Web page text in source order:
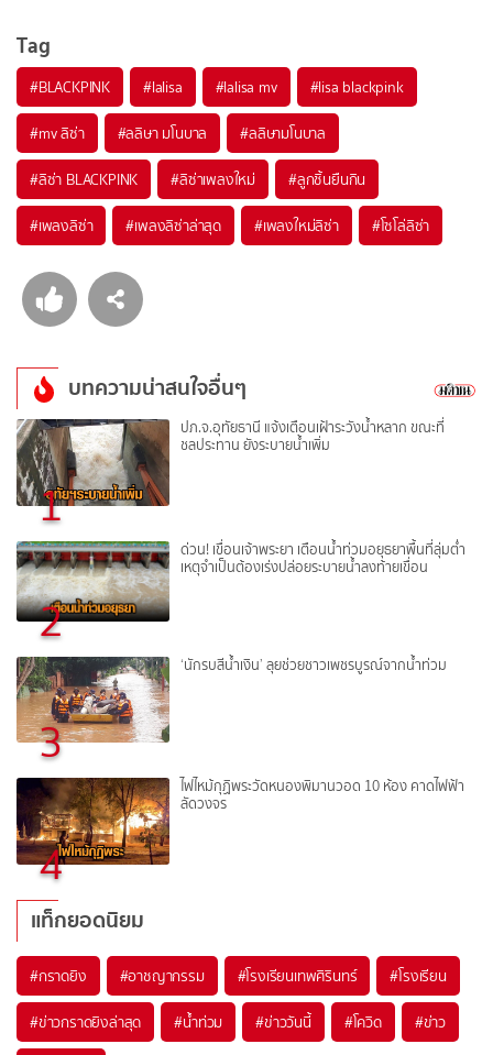
Tag
#BLACKPINK #lalisa #lalisa mv #lisa blackpink
#mv ลิซ่า #ลลิษา มโนบาล #ลลิษามโนบาล
#ลิซ่า BLACKPINK #ลิซ่าเพลงใหม่ #ลูกชิ้นยืนกิน
#เพลงลิซ่า #เพลงลิซ่าล่าสุด #เพลงใหม่ลิซ่า #โซโล่ลิซ่า
บทความน่าสนใจอื่นๆ
1
ปภ.จ.อุทัยธานี แจ้งเตือนเฝ้าระวังน้ำหลาก ขณะที่
ชลประทาน ยังระบายน้ำเพิ่ม
2
ด่วน! เขื่อนเจ้าพระยา เตือนน้ำท่วมอยุธยาพื้นที่ลุ่มต่ำ
เหตุจำเป็นต้องเร่งปล่อยระบายน้ำลงท้ายเขื่อน
3
‘นักรบสีน้ำเงิน’ ลุยช่วยชาวเพชรบูรณ์จากน้ำท่วม
4
ไฟไหม้กุฏิพระวัดหนองพิมานวอด 10 ห้อง คาดไฟฟ้า
ลัดวงจร
แท็กยอดนิยม
#กราดยิง #อาชญากรรม #โรงเรียนเทพศิรินทร์ #โรงเรียน
#ข่าวกราดยิงล่าสุด #น้ำท่วม #ข่าววันนี้ #โควิด #ข่าว